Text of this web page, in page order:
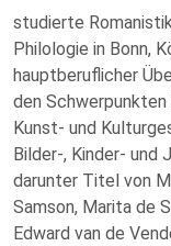
studierte
Philologie in Bonn,
hauptberuflicher
den
Kunst- und
Bilder-, Kinder- und
darunter Titel von
Samson, Marita de
Edward van de